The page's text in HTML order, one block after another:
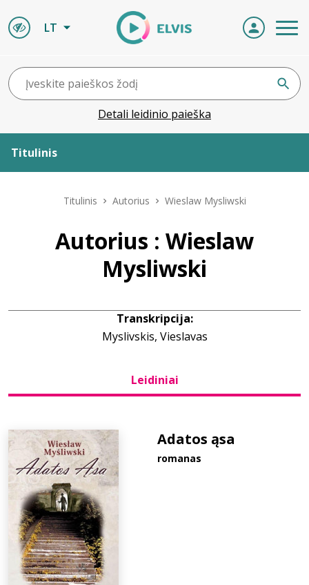
LT
Detali leidinio paieška
Titulinis
Naujienos
+370 667 80 541
Titulinis Autorius Wieslaw Mysliwski
Autorius : Wieslaw
Mysliwski
Transkripcija:
Myslivskis, Vieslavas
Leidiniai
Adatos ąsa
romanas